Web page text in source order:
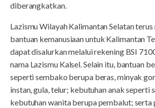
diberangkatkan.
Lazismu Wilayah Kalimantan Selatan
bantuan kemanusiaan untuk Kalimantan
dapat disalurkan melalui rekening BSI
nama Lazismu Kalsel. Selain itu, bantuan
seperti sembako berupa beras, minyak
instan, gula, telur; kebutuhan anak seperti
kebutuhan wanita berupa pembalut; serta